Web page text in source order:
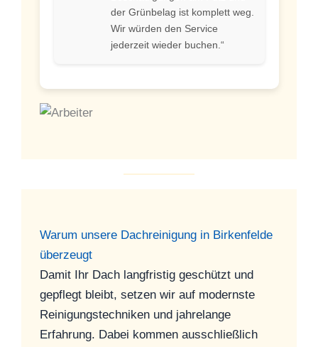
der Grünbelag ist komplett weg.
Wir würden den Service
jederzeit wieder buchen.“
Warum unsere Dachreinigung in Birkenfelde
überzeugt
Damit Ihr Dach langfristig geschützt und
gepflegt bleibt, setzen wir auf modernste
Reinigungstechniken und jahrelange
Erfahrung. Dabei kommen ausschließlich